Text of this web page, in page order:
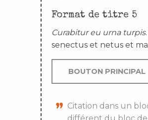
Format de titre 5
Curabitur eu urna turpis
senectus et netus et
BOUTON PRINCIPAL
Citation dans un